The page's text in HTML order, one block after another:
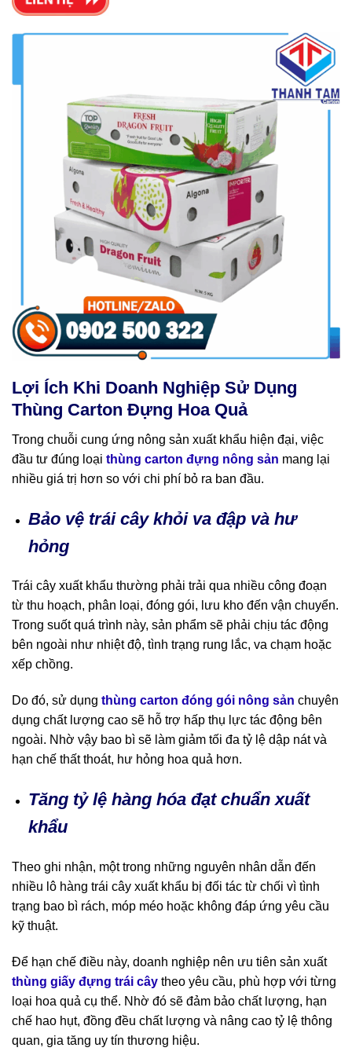
Lợi Ích Khi Doanh Nghiệp Sử Dụng
Thùng Carton Đựng Hoa Quả
Trong chuỗi cung ứng nông sản xuất khẩu hiện đại, việc
đầu tư đúng loại thùng carton đựng nông sản mang lại
nhiều giá trị hơn so với chi phí bỏ ra ban đầu.
Bảo vệ trái cây khỏi va đập và hư
hỏng
Trái cây xuất khẩu thường phải trải qua nhiều công đoạn
từ thu hoạch, phân loại, đóng gói, lưu kho đến vận chuyển.
Trong suốt quá trình này, sản phẩm sẽ phải chịu tác động
bên ngoài như nhiệt độ, tình trạng rung lắc, va chạm hoặc
xếp chồng.
Do đó, sử dụng thùng carton đóng gói nông sản chuyên
dụng chất lượng cao sẽ hỗ trợ hấp thụ lực tác động bên
ngoài. Nhờ vậy bao bì sẽ làm giảm tối đa tỷ lệ dập nát và
hạn chế thất thoát, hư hỏng hoa quả hơn.
Tăng tỷ lệ hàng hóa đạt chuẩn xuất
khẩu
Theo ghi nhận, một trong những nguyên nhân dẫn đến
nhiều lô hàng trái cây xuất khẩu bị đối tác từ chối vì tình
trạng bao bì rách, móp méo hoặc không đáp ứng yêu cầu
kỹ thuật.
Để hạn chế điều này, doanh nghiệp nên ưu tiên sản xuất
thùng giấy đựng trái cây theo yêu cầu, phù hợp với từng
loại hoa quả cụ thể. Nhờ đó sẽ đảm bảo chất lượng, hạn
chế hao hụt, đồng đều chất lượng và nâng cao tỷ lệ thông
quan, gia tăng uy tín thương hiệu.